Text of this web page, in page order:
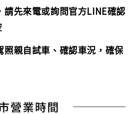
請先來電或詢問官方LINE確認
照親自試車、確認車況，確保